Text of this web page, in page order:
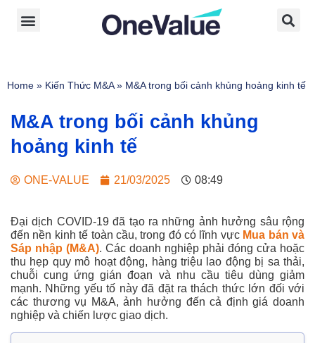
Home » Kiến Thức M&A» M&A trong bối cảnh khủng hoảng kinh tế
M&A trong bối cảnh khủng
hoảng kinh tế
ONE-VALUE 21/03/2025 08:49
Đại dịch COVID-19 đã tạo ra những ảnh hưởng sâu rộng
đến nền kinh tế toàn cầu, trong đó có lĩnh vực Mua bán và
Sáp nhập (M&A). Các doanh nghiệp phải đóng cửa hoặc
thu hẹp quy mô hoạt động, hàng triệu lao động bị sa thải,
chuỗi cung ứng gián đoạn và nhu cầu tiêu dùng giảm
mạnh. Những yếu tố này đã đặt ra thách thức lớn đối với
các thương vụ M&A, ảnh hưởng đến cả định giá doanh
nghiệp và chiến lược giao dịch.